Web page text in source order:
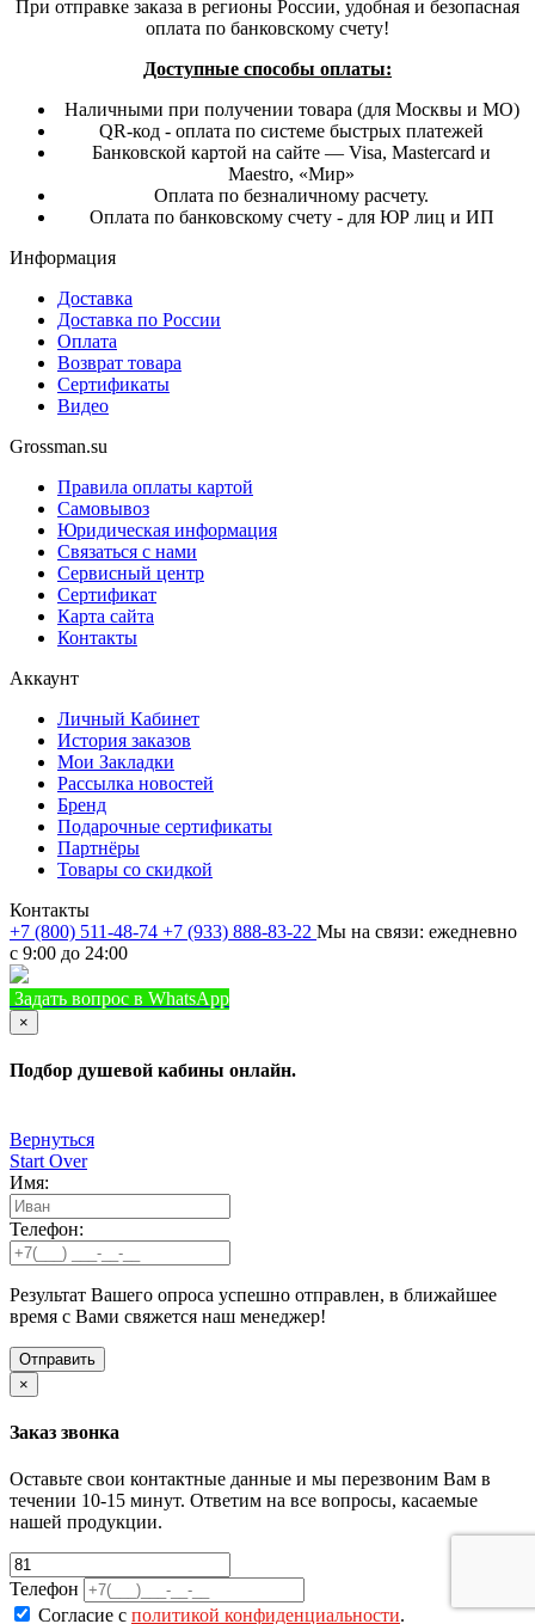
При отправке заказа в регионы России, удобная и безопасная
оплата по банковскому счету!
Доступные способы оплаты:
Наличными при получении товара (для Москвы и МО)
QR-код - оплата по системе быстрых платежей
Банковской картой на сайте — Visa, Mastercard и
Maestro, «Мир»
Оплата по безналичному расчету.
Оплата по банковскому счету - для ЮР лиц и ИП
Информация
Доставка
Доставка по России
Оплата
Возврат товара
Сертификаты
Видео
Grossman.su
Правила оплаты картой
Самовывоз
Юридическая информация
Связаться с нами
Сервисный центр
Сертификат
Карта сайта
Контакты
Аккаунт
Личный Кабинет
История заказов
Мои Закладки
Рассылка новостей
Бренд
Подарочные сертификаты
Партнёры
Товары со скидкой
Контакты
+7 (800) 511-48-74 +7 (933) 888-83-22 Мы на связи: ежедневно
с 9:00 до 24:00
Задать вопрос в WhatsApp
×
Подбор душевой кабины онлайн.
Вернуться
Start Over
Имя:
Телефон:
Результат Вашего опроса успешно отправлен, в ближайшее
время с Вами свяжется наш менеджер!
×
Заказ звонка
Оставьте свои контактные данные и мы перезвоним Вам в
течении 10-15 минут. Ответим на все вопросы, касаемые
нашей продукции.
Телефон
Согласие с политикой конфиденциальности.